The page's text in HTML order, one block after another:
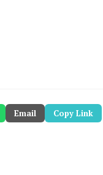
Email Copy Link